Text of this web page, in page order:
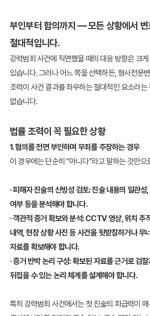
부인부터 합의까지 — 모든 상황에서 변
절대적입니다.
강력범죄 사건에 직면했을 때의 대응 방향은 크
있습니다. 그러나 어느 쪽을 선택하든, 형사전문
조력이 사건 결과를 좌우하는 절대적인 요소라는
없습니다.
법률 조력이 꼭 필요한 상황
1. 혐의를 전면 부인하며 무죄를 주장하는 경우
이 경우에는 단순히 “아니다”라고 말하는 것만으
· 피해자 진술의 신빙성 검토: 진술 내용의 일관
여부 등을 분석해야 합니다.
· 객관적 증거 확보와 분석: CCTV 영상, 위치 추
내역, 현장 상황 사진 등 사건을 뒷받침하거나 무
자료를 확보해야 합니다.
· 증거 반박 논리 구성: 확보된 자료를 근거로 검
뒤집을 수 있는 논리 체계를 설계해야 합니다.
특히 강력범죄 사건에서는 첫 진술의 파급력이